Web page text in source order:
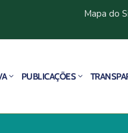
Mapa do
PUBLICAÇÕES